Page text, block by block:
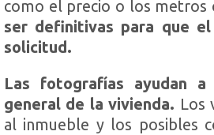
como el precio o los metros
ser definitivas para que
solicitud.
Las fotografías ayudan
general de la vivienda. Los
al inmueble y los posibles